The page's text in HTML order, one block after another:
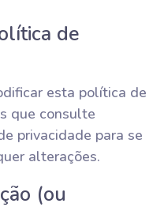
de
esta política de
que consulte
privacidade para se
alterações.
(ou